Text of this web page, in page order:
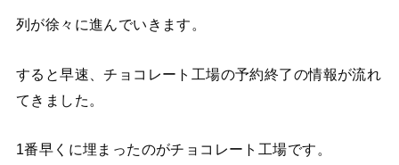
列が徐々に進んでいきます。
すると早速、チョコレート工場の予約終了の情報が流れ
てきました。
1番早くに埋まったのがチョコレート工場です。